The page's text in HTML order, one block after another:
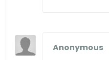
Anonymous